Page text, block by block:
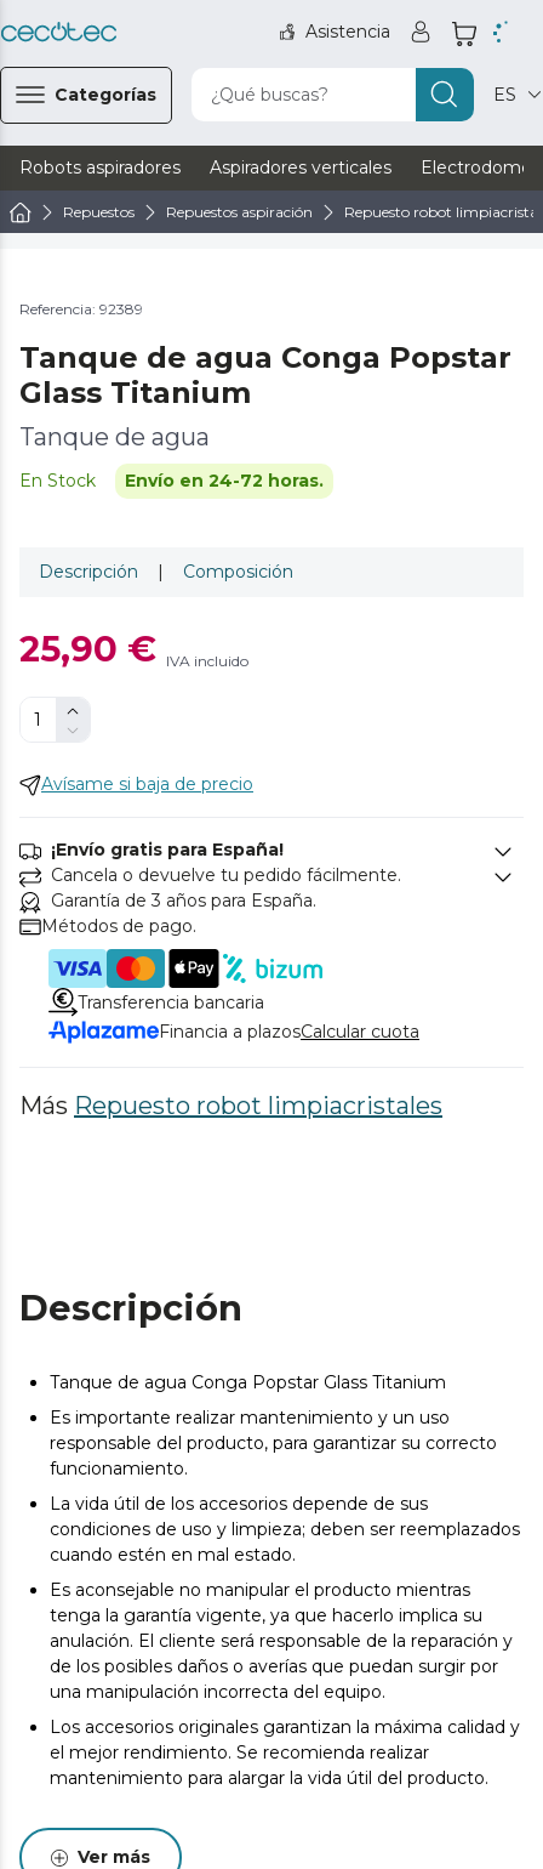
Asistencia
Categorías ¿Qué buscas? ES
Robots aspiradores Aspiradores verticales
Repuestos Repuestos aspiración Repuesto robot
Referencia: 92389
Tanque de agua Conga Popstar
Glass Titanium
Tanque de agua
En Stock Envío en 24-72 horas.
Descripción | Composición
25,90 € IVA incluido
Avísame si baja de precio
¡Envío gratis para España!
Cancela o devuelve tu pedido fácilmente.
Garantía de 3 años para España.
Métodos de pago.
Transferencia bancaria
Financia a plazosCalcular cuota
Más Repuesto robot limpiacristales
Descripción
Tanque de agua Conga Popstar Glass Titanium
Es importante realizar mantenimiento y un uso
responsable del producto, para garantizar su correcto
funcionamiento.
La vida útil de los accesorios depende de sus
condiciones de uso y limpieza; deben ser reemplazados
cuando estén en mal estado.
Es aconsejable no manipular el producto mientras
tenga la garantía vigente, ya que hacerlo implica su
anulación. El cliente será responsable de la reparación y
de los posibles daños o averías que puedan surgir por
una manipulación incorrecta del equipo.
Los accesorios originales garantizan la máxima calidad y
el mejor rendimiento. Se recomienda realizar
mantenimiento para alargar la vida útil del producto.
Ver más